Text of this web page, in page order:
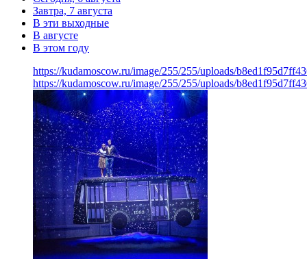
Завтра, 7 августа
В эти выходные
В августе
В этом году
https://kudamoscow.ru/image/255/255/uploads/
https://kudamoscow.ru/image/255/255/uploads/